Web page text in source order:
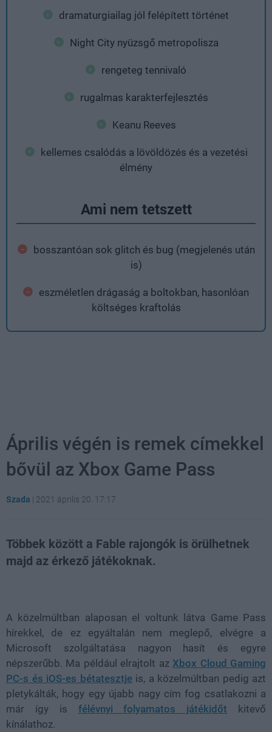
dramaturgiailag jól felépített történet
Night City nyüzsgő metropolisza
rengeteg tennivaló
rugalmas karakterfejlesztés
Keanu Reeves
kellemes csalódás a lövöldözés és a vezetési
élmény
Ami nem tetszett
bosszantóan sok glitch és bug (megjelenés után
is)
eszméletlen drágaság a boltokban, hasonlóan
költséges kraftolás
Április végén is remek címekkel
bővül az Xbox Game Pass
Szada | 2021 április 20. 17:17
Többek között a Fable rajongók is örülhetnek
majd az érkező játékoknak.
A közelmúltban alaposan el voltunk látva Game Pass
hírekkel, de ez egyáltalán nem meglepő, elvégre a
Microsoft szolgáltatása nagyon hasít és egyre
népszerűbb. Ma például elrajtolt az Xbox Cloud Gaming
PC-s és iOS-es bétatesztjeis, a közelmúltban pedig azt
pletykálták, hogy egy újabb nagy cím fog csatlakozni a
már így is félévnyi folyamatos játékidőt kitevő
kínálathoz.